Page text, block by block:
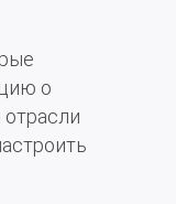
о